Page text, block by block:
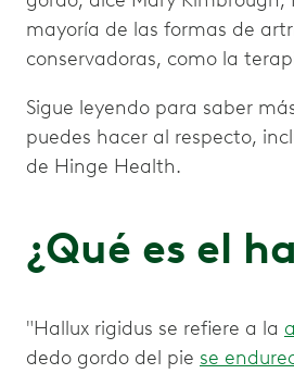
mayoría de las formas de
conservadoras, como la
Sigue leyendo para saber
puedes hacer al respecto,
de Hinge Health.
¿Qué es el
"Hallux rigidus se refiere a la
dedo gordo del pie se